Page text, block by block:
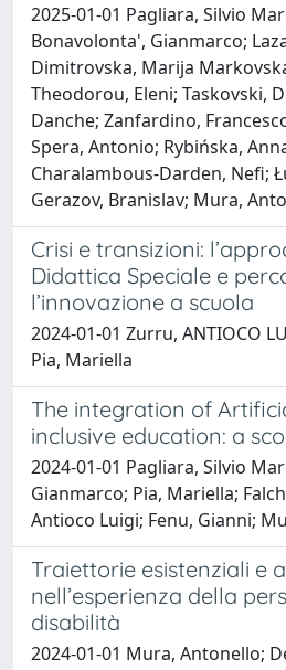
2025-01-01 Pagliara, Silvio
Bonavolonta', Gianmarco;
Dimitrovska, Marija
Theodorou, Eleni; Taskovski,
Danche; Zanfardino,
Spera, Antonio; Rybińska,
Charalambous-Darden, Nefi;
Gerazov, Branislav; Mura,
Crisi e transizioni:
Didattica Speciale e
l’innovazione a scuola
2024-01-01 Zurru, ANTIOCO
Pia, Mariella
The integration of
inclusive education: a
2024-01-01 Pagliara, Silvio
Gianmarco; Pia, Mariella;
Antioco Luigi; Fenu, Gianni;
Traiettorie esistenziali e
nell’esperienza della
disabilità
2024-01-01 Mura, Antonello;